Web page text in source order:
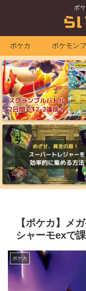
ポケカ ポケモン
【ポケカ】メ
シャーモexで
ポケカ